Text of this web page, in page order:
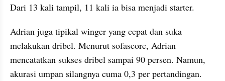
Dari 13 kali tampil, 11 kali ia bisa menjadi starter.
Adrian juga tipikal winger yang cepat dan suka
melakukan dribel. Menurut sofascore, Adrian
mencatatkan sukses dribel sampai 90 persen. Namun,
akurasi umpan silangnya cuma 0,3 per pertandingan.